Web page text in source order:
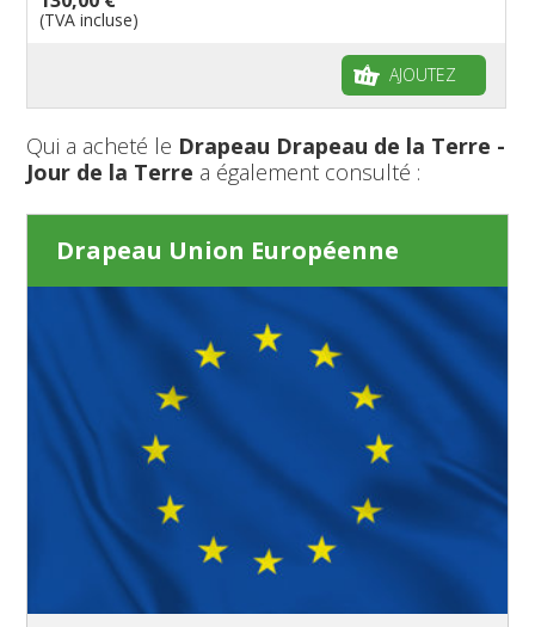
(TVA incluse)
AJOUTEZ
Qui a acheté le Drapeau Drapeau de la Terre -
Jour de la Terre a également consulté :
Drapeau Union Européenne